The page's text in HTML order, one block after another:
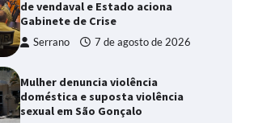
de vendaval e Estado aciona
Gabinete de Crise
Serrano 7 de agosto de 2026
Mulher denuncia violência
doméstica e suposta violência
sexual em São Gonçalo